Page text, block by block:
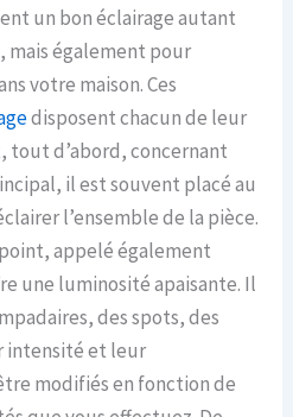
un bon éclairage autant
mais également pour
votre maison. Ces
disposent chacun de leur
tout d’abord, concernant
il est souvent placé au
l’ensemble de la pièce.
appelé également
une luminosité apaisante. Il
des spots, des
intensité et leur
modifiés en fonction de